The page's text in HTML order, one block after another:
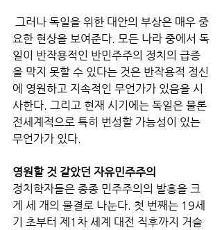
요한 현상을 보여준다. 모든 나라 중에서 독
일이 반작용적인 반민주주의 정치의 급증
을 막지 못할 수 있다는 것은 반작용적 정신
에 영원하고 지속적인 무언가가 있음을 시
사한다. 그리고 현재 시기에는 독일은 물론
전세계적으로 특히 번성할 가능성이 있는
무언가가 있다.
영원할 것 같았던 자유민주주의
정치학자들은 종종 민주주의의 발흥을 크
게 세 개의 물결로 나눈다. 첫 번째는 19세
기 초부터 제1차 세계 대전 직후까지 거슬